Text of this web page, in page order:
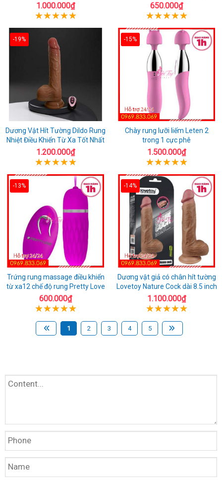
1.000.000₫ 650.000₫
-19%
Dương Vật Hít Tường Dildo Rung
Nhiệt Điều Khiển Từ Xa Tốt Nhất
1.200.000₫
-15%
Chày rung lưỡi liếm Leten 2
trong 1 cực phê
1.500.000₫
-13%
Trứng rung massage điều khiển
từ xa12 chế độ rung Pretty Love
600.000₫
-14%
Dương vật giả có chân hít tường
Lovetoy Nature Cock dài 8.5 inch
1.100.000₫
1 2 3 4 5